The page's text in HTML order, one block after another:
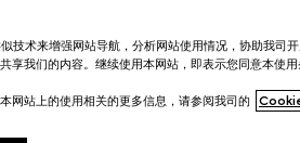
技术来增强网站导航，分析网站使用情况，协助我司开
享我们的内容。继续使用本网站，即表示您同意本使用
网站上的使用相关的更多信息，请参阅我司的